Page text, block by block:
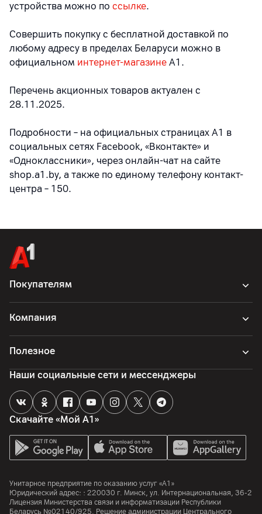
устройства можно по ссылке.
Совершить покупку с бесплатной доставкой по
любому адресу в пределах Беларуси можно в
официальном интернет-магазине А1.
Перечень акционных товаров актуален с
28.11.2025.
Подробности – на официальных страницах A1 в
социальных сетях Facebook, «Вконтакте» и
«Одноклассники», через онлайн-чат на сайте
shop.a1.by, а также по единому телефону контакт-
центра – 150.
Покупателям
Компания
Полезное
Скачайте «Мой А1»
Наши социальные сети и мессенджеры
Унитарное предприятие по оказанию услуг «А1»
Юридический адрес: : 220030 г. Минск, ул. Интернациональная, 36-2
Лицензия Министерства связи и информатизации Республики
Беларусь №02140/925. Решение администрации Центрального